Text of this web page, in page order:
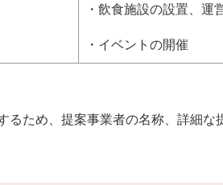
・飲食施設の設
・イベントの開催
ため、提案事業者の名称、詳細な